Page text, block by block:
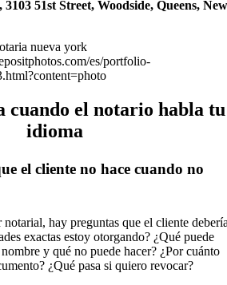
51st Street, Woodside, Queens, New
es/portfolio-
cuando el notario habla tu
idioma
el cliente no hace cuando no
hay preguntas que el cliente
exactas estoy otorgando? ¿Qué puede
y qué no puede hacer? ¿Por cuánto
¿Qué pasa si quiero revocar?